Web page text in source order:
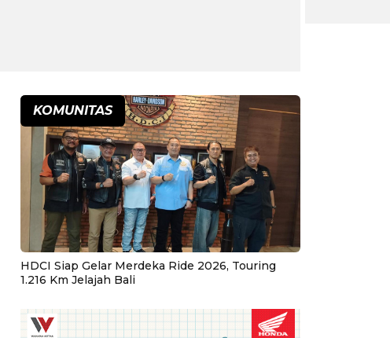
KOMUNITAS
HDCI Siap Gelar Merdeka Ride 2026, Touring
1.216 Km Jelajah Bali